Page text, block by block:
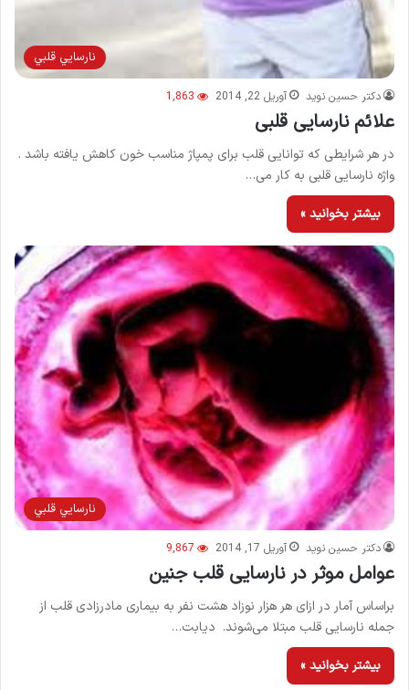
نارسايي قلبي
دکتر حسین نوید آوریل 22, 2014 1,863
علائم نارسایی قلبی
در هر شرایطی كه توانایی قلب برای پمپاژ مناسب خون كاهش یافته باشد .
واژه نارسایی قلبی به كار می…
بیشتر بخوانید »
نارسايي قلبي
دکتر حسین نوید آوریل 17, 2014 9,867
عوامل موثر در نارسایی قلب جنین
براساس آمار در ازای هر ‌هزار نوزاد هشت نفر به بیماری مادرزادی قلب از
جمله نارسایی قلب مبتلا می‌شوند. دیابت…
بیشتر بخوانید »